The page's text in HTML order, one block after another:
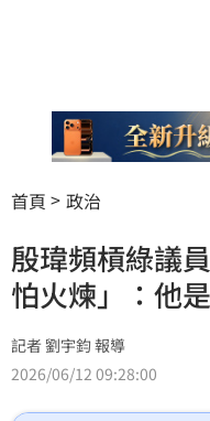
首頁 政治
殷瑋頻槓綠議
怕火煉」：他
記者 劉宇鈞 報導
2026/06/12 09:28:00